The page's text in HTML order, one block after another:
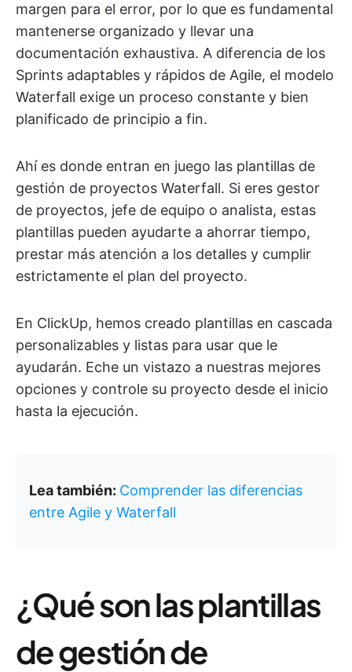
margen para el error, por lo que es fundamental
mantenerse organizado y llevar una
documentación exhaustiva. A diferencia de los
Sprints adaptables y rápidos de Agile, el modelo
Waterfall exige un proceso constante y bien
planificado de principio a fin.
Ahí es donde entran en juego las plantillas de
gestión de proyectos Waterfall. Si eres gestor
de proyectos, jefe de equipo o analista, estas
plantillas pueden ayudarte a ahorrar tiempo,
prestar más atención a los detalles y cumplir
estrictamente el plan del proyecto.
En ClickUp, hemos creado plantillas en cascada
personalizables y listas para usar que le
ayudarán. Eche un vistazo a nuestras mejores
opciones y controle su proyecto desde el inicio
hasta la ejecución.
Lea también: Comprender las diferencias
entre Agile y Waterfall
¿Qué son las plantillas
de gestión de